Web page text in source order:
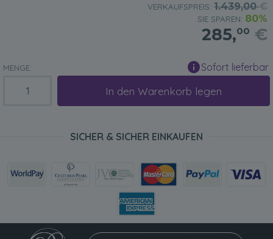
VERKAUFSPREIS: 1.439,00€
SIE SPAREN: 80%
285,00 €
MENGE: Sofort lieferbar
In den Warenkorb legen
SICHER & SICHER EINKAUFEN